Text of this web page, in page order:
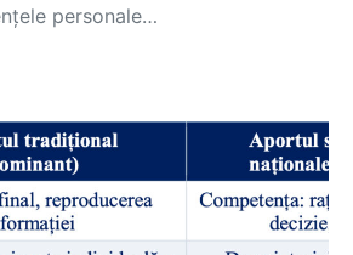
personale…